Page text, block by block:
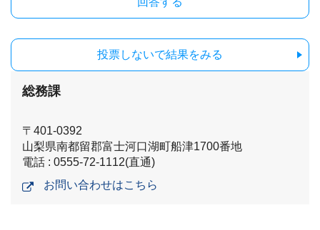
投票しないで結果をみる
総務課
〒401-0392
山梨県南都留郡富士河口湖町船津1700番地
電話 : 0555-72-1112(直通)
お問い合わせはこちら